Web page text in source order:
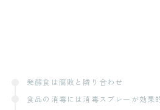
発酵食は腐敗と隣り合わせ
食品の消毒には消毒スプレーが効果